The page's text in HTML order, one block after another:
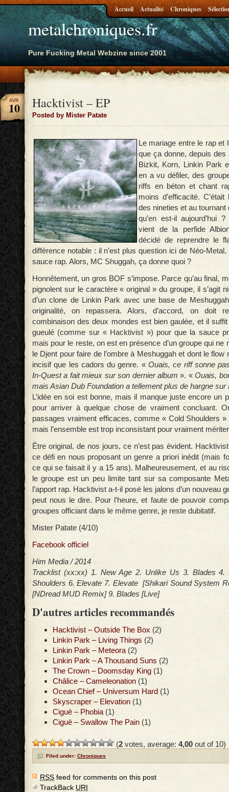
metalchroniques.fr
Pure Fucking Metal Webzine since 2001
Accueil Actualité Chroniques
Hacktivist – EP
Posted by Mister Patate
AVR
10
Le mariage entre le rap et
que ça donne, depuis des
Bizkit, Korn, Linkin Park
en a vu défiler, des
riffs en béton et chant
moins d’efficacité.
des nineties et au
qu’en est-il aujourd’hui
vient de la perfide
décidé de reprendre le
différence notable : il n’est plus question ici de Néo-
sauce rap. Alors, MC Shuggah, ça donne quoi ?
Honnêtement, un gros BOF s’impose. Parce qu’au final,
pignolent sur le caractère « original » du groupe, il s’agit
d’un clone de Linkin Park avec une base de
originalité, on repassera. Alors, d’accord, on doit
combinaison des deux mondes est bien gaulée, et il
gueulé (comme sur « Hacktivist ») pour que la sauce
mais pour le reste, on est en présence d’un groupe qui
le Djent pour faire de l’ombre à Meshuggah et dont le flow
incisif que les cadors du genre. « Ouais, ce riff sonne
In-Quest a fait mieux sur son dernier album ». «Ouais,
mais Asian Dub Foundation a tellement plus de hargne
L’idée en soi est bonne, mais il manque juste encore un
pour arriver à quelque chose de vraiment concluant.
passages vraiment efficaces, comme « Cold Shoulders »
mais l’ensemble est trop inconsistant pour vraiment
Être original, de nos jours, ce n’est pas évident.
ce défi en nous proposant un genre a priori inédit (mais
ce qui se faisait il y a 15 ans). Malheureusement, et au
le groupe est un peu limite tant sur sa composante
l’apport rap. Hacktivist a-t-il posé les jalons d’un nouveau
peut nous le dire. Pour l’heure, et faute de pouvoir
groupes officiant dans le même genre, je reste dubitatif.
Mister Patate (4/10)
Facebook officiel
Him Media / 2014
Tracklist (xx:xx) 1. New Age 2. Unlike Us 3. Blades 4.
Shoulders 6. Elevate 7. Elevate [Shikari Sound System
[NDread MUD Remix] 9. Blades [Live]
D'autres articles recommandés
Hacktivist – Outside The Box (2)
Linkin Park – Living Things (2)
Linkin Park – Meteora (2)
Linkin Park – A Thousand Suns (2)
The Crown – Doomsday King (1)
Châlice – Cameleonation (1)
Ocean Chief – Universum Hard (1)
Skyscraper – Elevation (1)
Ciguë – Phobia (1)
Ciguë – Swallow The Pain (1)
(2 votes, average: 4,00 out of 10)
Filed under: Chroniques
RSS feed for comments on this post
TrackBack URI